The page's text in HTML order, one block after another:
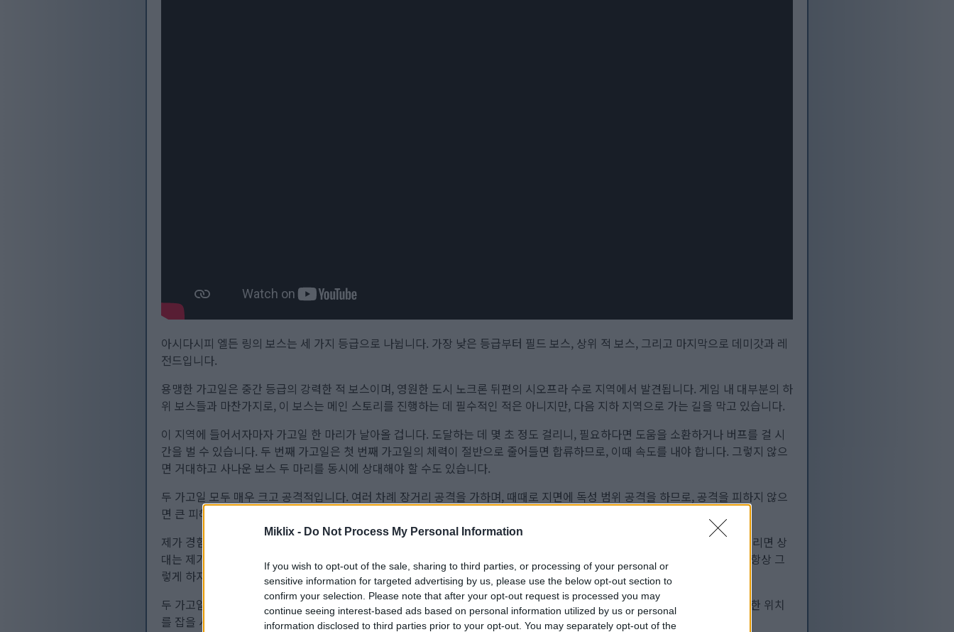
Miklix - Do Not Process My Personal Information
If you wish to opt-out of the sale, sharing to third parties, or processing of your personal or
sensitive information for targeted advertising by us, please use the below opt-out section to
confirm your selection. Please note that after your opt-out request is processed you may
continue seeing interest-based ads based on personal information utilized by us or personal
information disclosed to third parties prior to your opt-out. You may separately opt-out of the
아시다시피 엘든 링의 보스는 세 가지 등급으로 나뉩니다. 가장 낮은 등급부터 필드 보스, 상위 적 보스, 그리고 마지막으로 데미갓과 레
전드입니다.
용맹한 가고일은 중간 등급의 강력한 적 보스이며, 영원한 도시 노크론 뒤편의 시오프라 수로 지역에서 발견됩니다. 게임 내 대부분의 하
위 보스들과 마찬가지로, 이 보스는 메인 스토리를 진행하는 데 필수적인 적은 아니지만, 다음 지하 지역으로 가는 길을 막고 있습니다.
이 지역에 들어서자마자 가고일 한 마리가 날아올 겁니다. 도달하는 데 몇 초 정도 걸리니, 필요하다면 도움을 소환하거나 버프를 걸 시
간을 벌 수 있습니다. 두 번째 가고일은 첫 번째 가고일의 체력이 절반으로 줄어들면 합류하므로, 이때 속도를 내야 합니다. 그렇지 않으
면 거대하고 사나운 보스 두 마리를 동시에 상대해야 할 수도 있습니다.
두 가고일 모두 매우 크고 공격적입니다. 여러 차례 장거리 공격을 가하며, 때때로 지면에 독성 범위 공격을 하므로, 공격을 피하지 않으
면 큰 피해를 입을 수 있습니다.
제가 경험한 바로는, 상대에게 매우 공격적으로 접근해서 빠르게 거리를 좁히는 것이 가장 효과적이었습니다. 너무 오래 머뭇거리면 상
대는 제가 따라잡을 때쯤이면 이미 콤보를 마무리하고 있을 테니, 재빨리 달려들어 몇 대 때리는 게 최선입니다. 영상에서 제가 항상 그
렇게 하지는 않지만, 그렇다고 해서 제가 그렇게 하지 말았어야 했다는 뜻은 아닙니다.
두 가고일 모두 자세를 무너뜨릴 수 있으며, 그 후에는 얼굴에 치명타를 가하면 매우 취약해집니다. 치명타를 날릴 수 있는 적절한 위치
를 잡을 시간은 단 몇 초밖에 없지만, 성공한다면 한 번에 체력을 크게 깎아낼 수 있어 매우 통쾌한 경험을 선사할 것입니다 ;-)